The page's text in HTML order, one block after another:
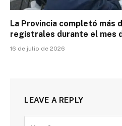
La Provincia completó más
registrales durante el mes
16 de julio de 2026
LEAVE A REPLY